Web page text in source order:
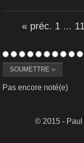
« préc. 1 ... 11
Pas encore noté(e)
© 2015 - Paul